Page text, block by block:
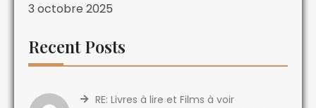
3 octobre 2025
Recent Posts
RE: Livres à lire et Films à voir